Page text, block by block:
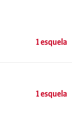
1 esquela
1 esquela